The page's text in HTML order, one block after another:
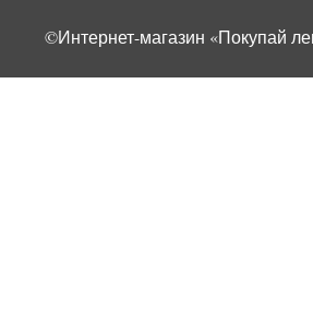
©Интернет-магазин «Покупай